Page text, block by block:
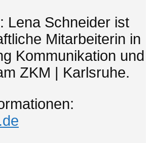
Lena Schneider ist
Mitarbeiterin in
Kommunikation und
ZKM | Karlsruhe.